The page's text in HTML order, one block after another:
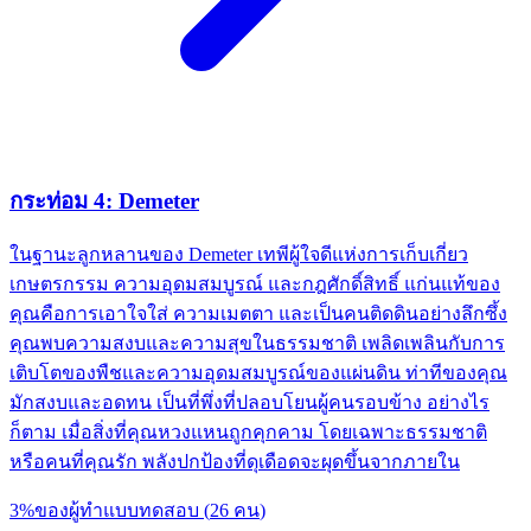
กระท่อม 4: Demeter
ในฐานะลูกหลานของ Demeter เทพีผู้ใจดีแห่งการเก็บเกี่ยว
เกษตรกรรม ความอุดมสมบูรณ์ และกฎศักดิ์สิทธิ์ แก่นแท้ของ
คุณคือการเอาใจใส่ ความเมตตา และเป็นคนติดดินอย่างลึกซึ้ง
คุณพบความสงบและความสุขในธรรมชาติ เพลิดเพลินกับการ
เติบโตของพืชและความอุดมสมบูรณ์ของแผ่นดิน ท่าทีของคุณ
มักสงบและอดทน เป็นที่พึ่งที่ปลอบโยนผู้คนรอบข้าง อย่างไร
ก็ตาม เมื่อสิ่งที่คุณหวงแหนถูกคุกคาม โดยเฉพาะธรรมชาติ
หรือคนที่คุณรัก พลังปกป้องที่ดุเดือดจะผุดขึ้นจากภายใน
3%ของผู้ทำแบบทดสอบ (26 คน)